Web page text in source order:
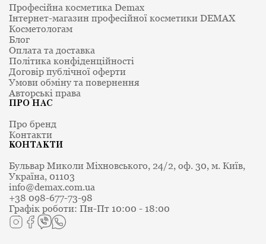
Професійна косметика Demax
Інтернет-магазин професійної косметики DEMAX
Косметологам
Блог
Оплата та доставка
Політика конфіденційності
Договір публічної оферти
Умови обміну та повернення
Авторські права
ПРО НАС
Про бренд
Контакти
КОНТАКТИ
Бульвар Миколи Міхновського, 24/2, оф. 30, м. Київ,
Україна, 01103
info@demax.com.ua
+38 098-677-73-98
Графік роботи: Пн-Пт 10:00 - 18:00